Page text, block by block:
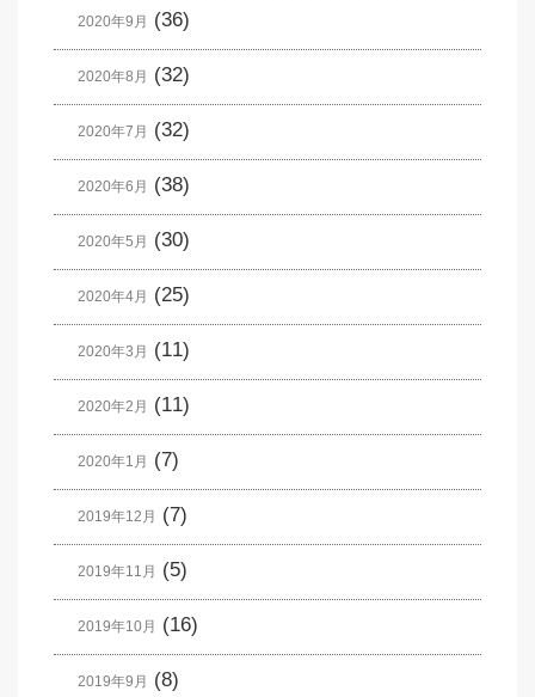
2020年9月 (36)
2020年8月 (32)
2020年7月 (32)
2020年6月 (38)
2020年5月 (30)
2020年4月 (25)
2020年3月 (11)
2020年2月 (11)
2020年1月 (7)
2019年12月 (7)
2019年11月 (5)
2019年10月 (16)
2019年9月 (8)